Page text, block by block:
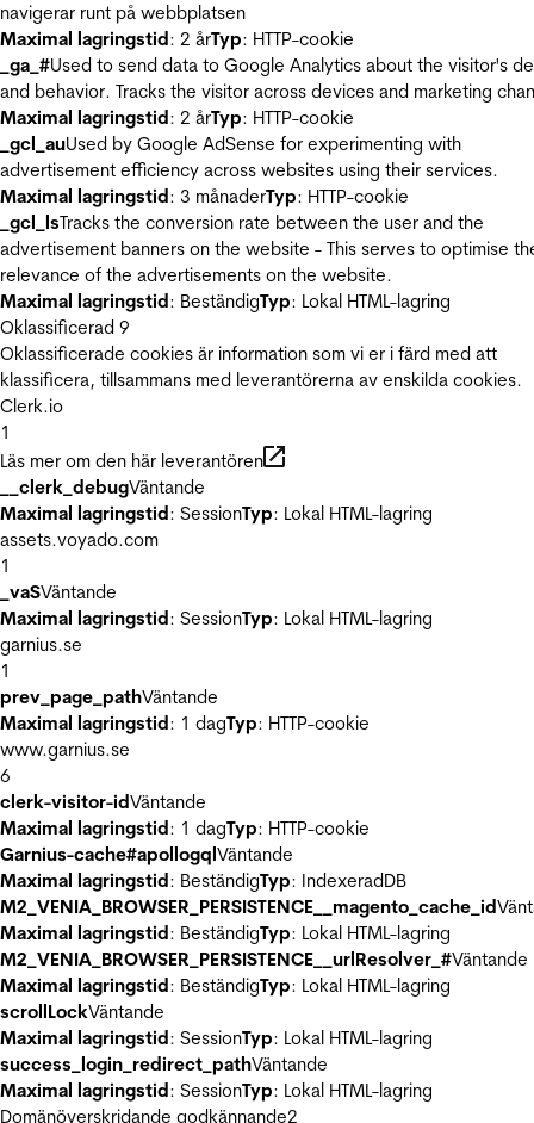
navigerar runt på webbplatsen
Maximal lagringstid: 2 årTyp: HTTP-cookie
_ga_#Used to send data to Google Analytics about the visitor's
and behavior. Tracks the visitor across devices and marketing
Maximal lagringstid: 2 årTyp: HTTP-cookie
_gcl_auUsed by Google AdSense for experimenting with
advertisement efficiency across websites using their services.
Maximal lagringstid: 3 månaderTyp: HTTP-cookie
_gcl_lsTracks the conversion rate between the user and the
advertisement banners on the website - This serves to optimise
relevance of the advertisements on the website.
Maximal lagringstid: BeständigTyp: Lokal HTML-lagring
Oklassificerad 9
Oklassificerade cookies är information som vi er i färd med att
klassificera, tillsammans med leverantörerna av enskilda cookies.
Clerk.io
1
Läs mer om den här leverantören
__clerk_debugVäntande
Maximal lagringstid: SessionTyp: Lokal HTML-lagring
assets.voyado.com
1
_vaSVäntande
Maximal lagringstid: SessionTyp: Lokal HTML-lagring
garnius.se
1
prev_page_pathVäntande
Maximal lagringstid: 1 dagTyp: HTTP-cookie
www.garnius.se
6
clerk-visitor-idVäntande
Maximal lagringstid: 1 dagTyp: HTTP-cookie
Garnius-cache#apollogqlVäntande
Maximal lagringstid: BeständigTyp: IndexeradDB
M2_VENIA_BROWSER_PERSISTENCE__magento_cache_id
Maximal lagringstid: BeständigTyp: Lokal HTML-lagring
M2_VENIA_BROWSER_PERSISTENCE__urlResolver_#Väntande
Maximal lagringstid: BeständigTyp: Lokal HTML-lagring
scrollLockVäntande
Maximal lagringstid: SessionTyp: Lokal HTML-lagring
success_login_redirect_pathVäntande
Maximal lagringstid: SessionTyp: Lokal HTML-lagring
Domänöverskridande godkännande2